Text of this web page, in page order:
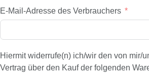
E-Mail-Adresse des Verbrauchers
Hiermit widerrufe(n) ich/wir den von mir/
Vertrag über den Kauf der folgenden